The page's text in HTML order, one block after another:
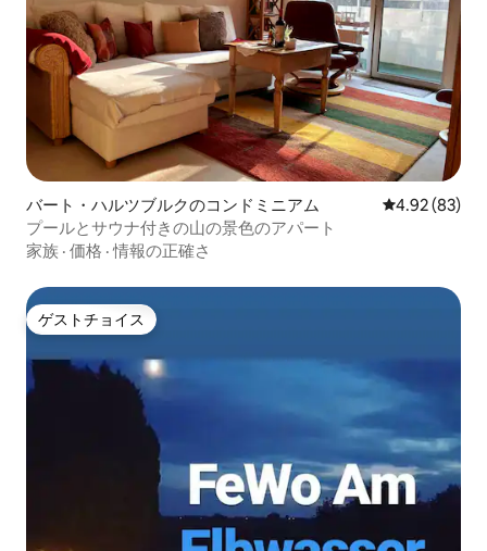
バート・ハルツブルクのコンドミニアム レビュー83
4.92 (83)
プールとサウナ付きの山の景色のアパート
家族 · 価格 ·情報の正確さ
ゲストチョイス
ゲストチョイス